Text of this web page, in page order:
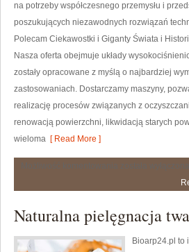
na potrzeby współczesnego przemysłu i
poszukujących niezawodnych rozwiązań
Polecam Ciekawostki i Giganty Świata i
Nasza oferta obejmuje układy
zostały opracowane z myślą o najbardziej
zastosowaniach. Dostarczamy maszyny,
realizację procesów związanych z
renowacją powierzchni, likwidacją starych
wieloma [ Read More ]
Naturalna pielęgnacja
Bioarp24.pl to